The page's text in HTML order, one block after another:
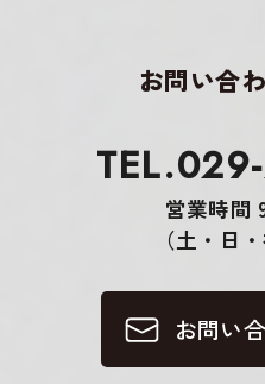
お問い合
営業時間
（土・日
お問い